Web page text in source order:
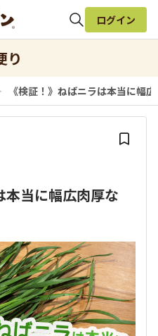
検索
ログイン
り
《検証！》ねばニラは本当に幅
本当に幅広肉厚な